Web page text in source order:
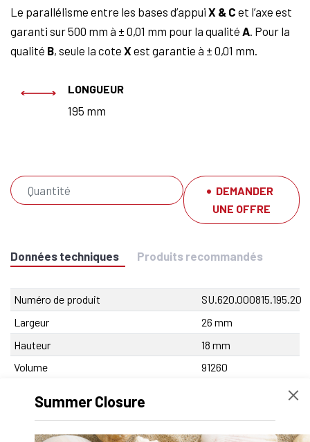
Le parallélisme entre les bases d’appui X & C et l’axe est
garanti sur 500 mm à ± 0,01 mm pour la qualité A . Pour la
qualité B, seule la cote X est garantie à ± 0,01 mm.
LONGUEUR
195 mm
DEMANDER
UNE OFFRE
Données techniques Produits recommandés
Numéro de produit
SU.620.000815.195.20
Largeur
26 mm
Hauteur
18 mm
Volume
91260
Summer Closure